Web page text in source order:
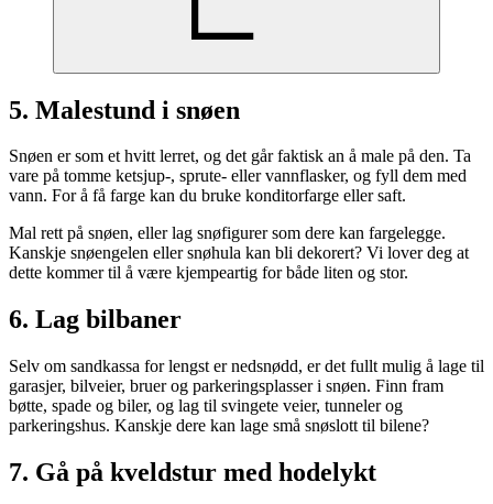
5. Malestund i snøen
Snøen er som et hvitt lerret, og det går faktisk an å male på den. Ta
vare på tomme ketsjup-, sprute- eller vannflasker, og fyll dem med
vann. For å få farge kan du bruke konditorfarge eller saft.
Mal rett på snøen, eller lag snøfigurer som dere kan fargelegge.
Kanskje snøengelen eller snøhula kan bli dekorert? Vi lover deg at
dette kommer til å være kjempeartig for både liten og stor.
6. Lag bilbaner
Selv om sandkassa for lengst er nedsnødd, er det fullt mulig å lage til
garasjer, bilveier, bruer og parkeringsplasser i snøen. Finn fram
bøtte, spade og biler, og lag til svingete veier, tunneler og
parkeringshus. Kanskje dere kan lage små snøslott til bilene?
7. Gå på kveldstur med hodelykt